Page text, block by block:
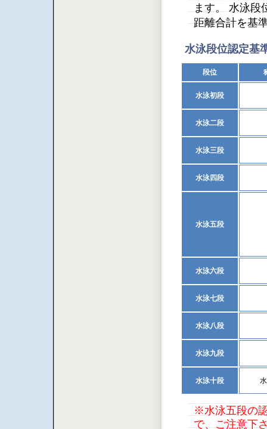
ます。 水泳段
距離合計を基
水泳段位認定基
段位
水泳初段
水泳二段
水泳三段
水泳四段
水泳五段
水泳六段
水泳七段
水泳八段
水泳九段
水泳十段
※水泳五段の
で、ご注意下